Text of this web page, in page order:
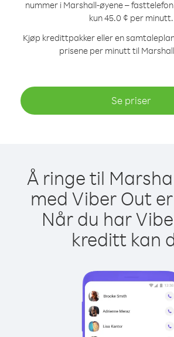
nummer i Marshall-øyene –
kun 45.0 ¢ per minutt.
Kjøp kredittpakker eller en
prisene per minutt til
Se priser
Å ringe til
med Viber Out
Når du har
kreditt kan